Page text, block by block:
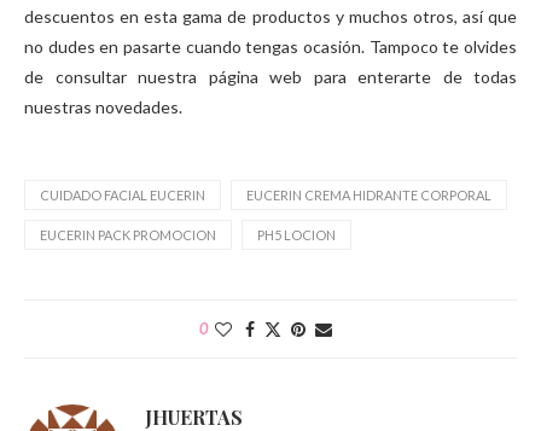
descuentos en esta gama de productos y muchos otros, así que
no dudes en pasarte cuando tengas ocasión. Tampoco te olvides
de consultar nuestra página web para enterarte de todas
nuestras novedades.
CUIDADO FACIAL EUCERIN EUCERIN CREMA HIDRANTE CORPORAL
EUCERIN PACK PROMOCION PH5 LOCION
0
JHUERTAS